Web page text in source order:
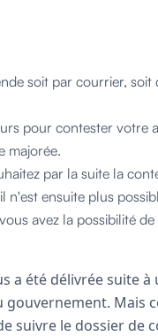
soit par courrier,
pour contester votre
majorée.
par la suite la
ensuite plus
avez la possibilité
a été délivrée suite à
Mais
suivre le dossier de